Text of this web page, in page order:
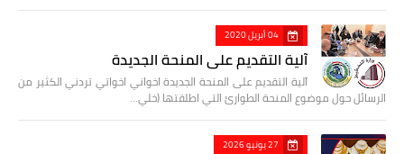
04 أبريل 2020
آلية التقديم على المنحة الجديدة
آلية التقديم على المنحة الجديدة اخواني اخواتي تردني الكثير من
الرسائل حول موضوع المنحة الطوارئ التي اطلقتها (خلي…
27 يونيو 2026